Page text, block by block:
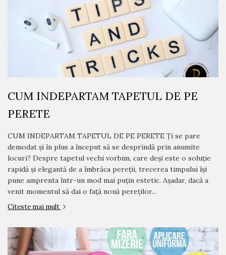
CUM INDEPARTAM TAPETUL DE PE
PERETE
CUM INDEPARTAM TAPETUL DE PE PERETE Ți se pare
demodat și în plus a început să se desprindă prin anumite
locuri? Despre tapetul vechi vorbim, care deși este o soluție
rapidă și elegantă de a îmbrăca pereții, trecerea timpului își
pune amprenta într-un mod mai puțin estetic. Așadar, dacă a
venit momentul să dai o față nouă pereților...
Citeste mai mult